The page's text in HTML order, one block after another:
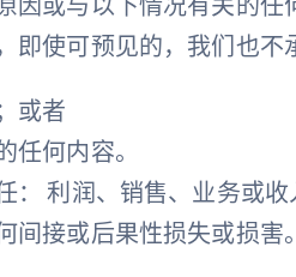
使可预见的，我们也不
或者
何内容。
： 利润、销售、业务或
接或后果性损失或损害。